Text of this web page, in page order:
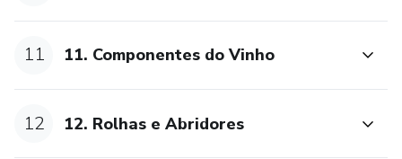
11 11. Componentes do Vinho
12 12. Rolhas e Abridores